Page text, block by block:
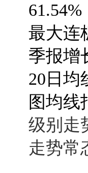
最大连
季报增
20日均
图均线
级别走
走势常